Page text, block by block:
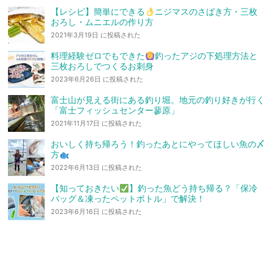
【レシピ】簡単にできる
ニジマスのさばき方・三枚
おろし・ムニエルの作り方
2021年3月19日 に投稿された
料理経験ゼロでもできた
釣ったアジの下処理方法と
三枚おろしでつくるお刺身
2023年6月26日 に投稿された
富士山が見える街にある釣り堀。地元の釣り好きが行く
「富士フィッシュセンター蓼原」
2021年11月17日 に投稿された
おいしく持ち帰ろう！釣ったあとにやってほしい魚の〆
方
2022年6月13日 に投稿された
【知っておきたい
】釣った魚どう持ち帰る？「保冷
バッグ＆凍ったペットボトル」で解決！
2023年6月16日 に投稿された